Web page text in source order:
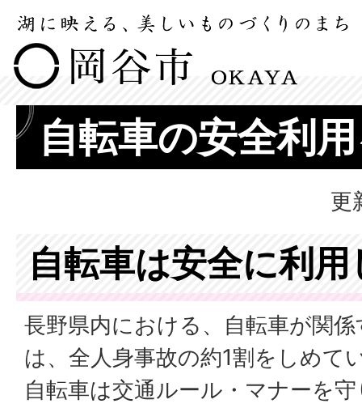
自転車の安全利
更
自転車は安全に利
長野県内における、自転車が関
は、全人身事故の約1割をしめて
自転車は交通ルール・マナーを